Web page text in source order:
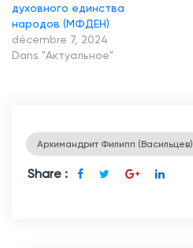
т
в
духовного единства
народов (МФДЕН)
décembre 7, 2024
Dans "Актуальное"
Архимандрит Филипп (Васильцев)
Share :